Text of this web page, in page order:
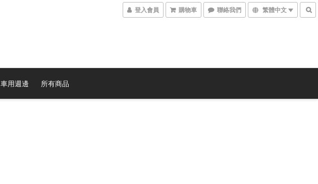
登入會員 購物車 聯絡我們 繁體中文
車用週邊 所有商品